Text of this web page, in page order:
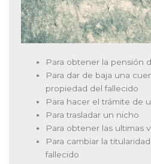
Para obtener la pensión
Para dar de baja una
propiedad del fallecido
Para hacer el trámite de
Para trasladar un nicho
Para obtener las ultimas
Para cambiar la
fallecido